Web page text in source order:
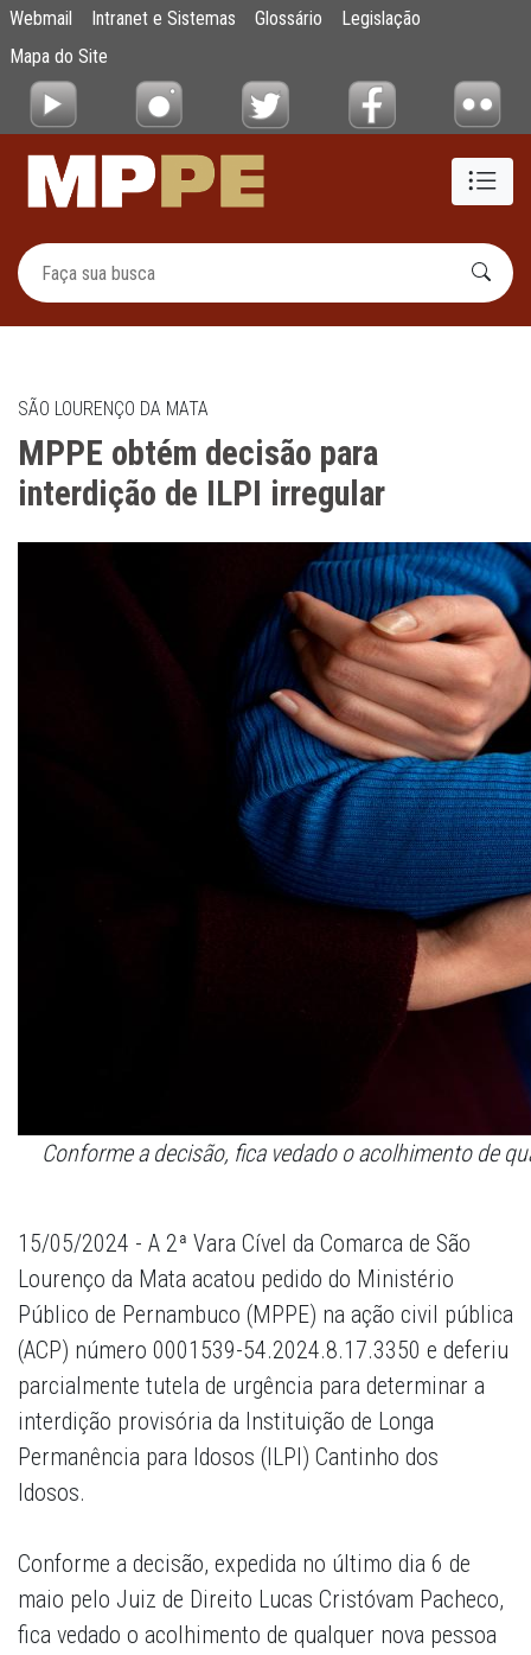
Pular para o Conteúdo principal
MPPE obtém decisão para interdição de
Webmail Intranet e Sistemas Glossário
Legislação
Mapa do Site
SÃO LOURENÇO DA MATA
MPPE obtém decisão para
interdição de ILPI irregular
Conforme a decisão, fica vedado o acolhimento de
15/05/2024 - A 2ª Vara Cível da Comarca de São
Lourenço da Mata acatou pedido do Ministério
Público de Pernambuco (MPPE) na ação civil pública
(ACP) número 0001539-54.2024.8.17.3350 e deferiu
parcialmente tutela de urgência para determinar a
interdição provisória da Instituição de Longa
Permanência para Idosos (ILPI) Cantinho dos
Idosos.
Conforme a decisão, expedida no último dia 6 de
maio pelo Juiz de Direito Lucas Cristóvam Pacheco,
fica vedado o acolhimento de qualquer nova pessoa